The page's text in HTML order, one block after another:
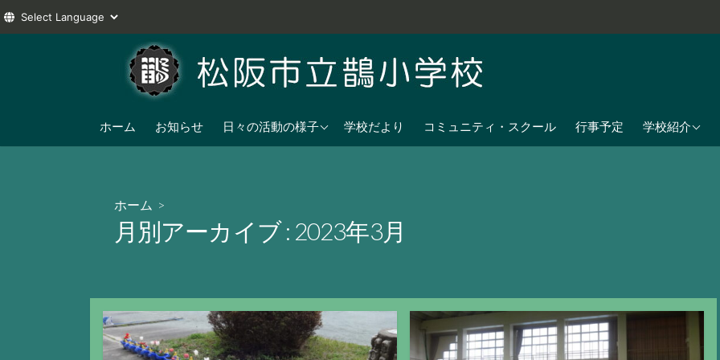
へ
ホーム お知らせ 日々の活動の様子
2025年度
学校だより コミュニティ・スクール 行事予定 学校紹介
学校教育目標
交通アクセス
ホーム >
月別アーカイブ : 2023年3月